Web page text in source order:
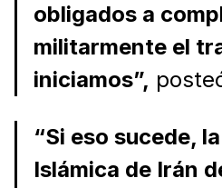
obligados a
militarmente el
iniciamos”,
“Si eso sucede,
Islámica de Irán